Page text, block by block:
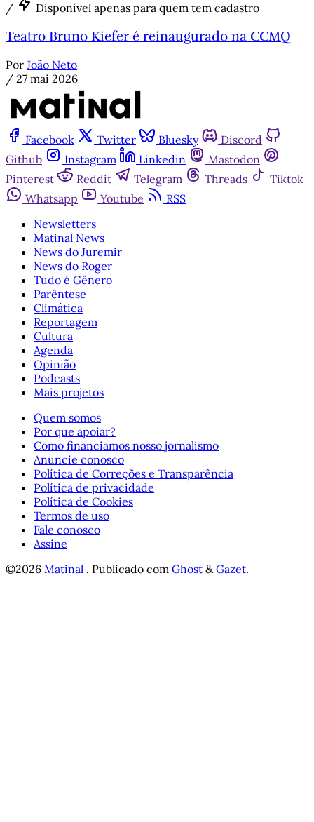
/ Disponível apenas para quem tem cadastro
Teatro Bruno Kiefer é reinaugurado na CCMQ
Por João Neto
/ 27 mai 2026
Facebook Twitter Bluesky
Discord
Github
Instagram Linkedin
Mastodon
Pinterest
Reddit Telegram Threads
Tiktok
Whatsapp
Youtube
RSS
Newsletters
Matinal News
News do Juremir
News do Roger
Tudo é Gênero
Parêntese
Climática
Reportagem
Cultura
Agenda
Opinião
Podcasts
Mais projetos
Quem somos
Por que apoiar?
Como financiamos nosso jornalismo
Anuncie conosco
Política de Correções e Transparência
Política de privacidade
Política de Cookies
Termos de uso
Fale conosco
Assine
©2026 Matinal . Publicado com Ghost &Gazet.